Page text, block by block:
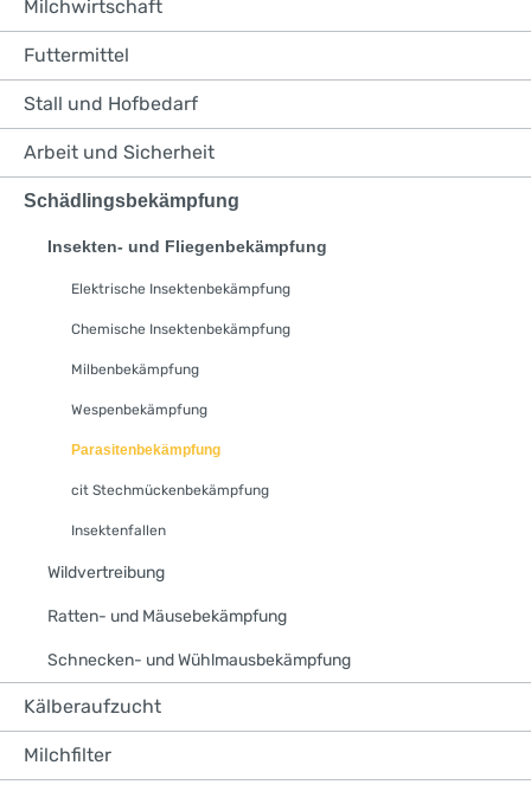
Milchwirtschaft
Futtermittel
Stall und Hofbedarf
Arbeit und Sicherheit
Schädlingsbekämpfung
Insekten- und Fliegenbekämpfung
Elektrische Insektenbekämpfung
Chemische Insektenbekämpfung
Milbenbekämpfung
Wespenbekämpfung
Parasitenbekämpfung
cit Stechmückenbekämpfung
Insektenfallen
Wildvertreibung
Ratten- und Mäusebekämpfung
Schnecken- und Wühlmausbekämpfung
Kälberaufzucht
Milchfilter